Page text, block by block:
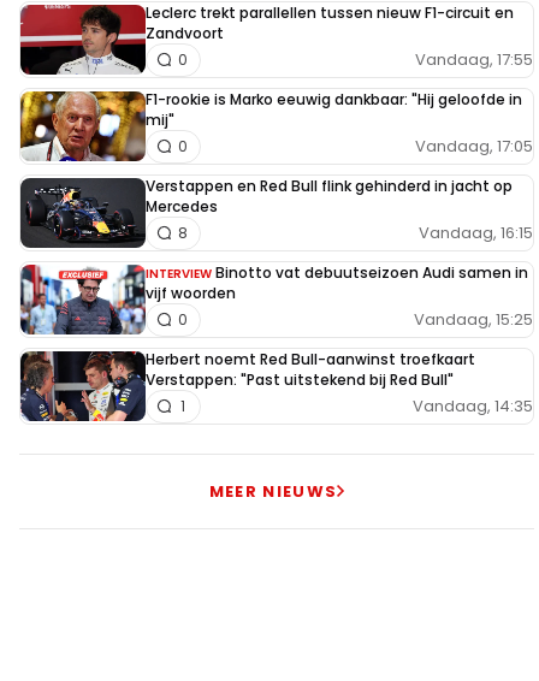
INLOGGEN AANMELDEN
Leclerc trekt parallellen tussen nieuw F1-circuit en
Zandvoort
Vandaag, 17:55
0
F1-rookie is Marko eeuwig dankbaar: "Hij geloofde in
mij"
Vandaag, 17:05
0
Verstappen en Red Bull flink gehinderd in jacht op
Mercedes
Vandaag, 16:15
8
INTERVIEW Binotto vat debuutseizoen Audi samen in
vijf woorden
Vandaag, 15:25
0
Herbert noemt Red Bull-aanwinst troefkaart
Verstappen: "Past uitstekend bij Red Bull"
Vandaag, 14:35
1
MEER NIEUWS